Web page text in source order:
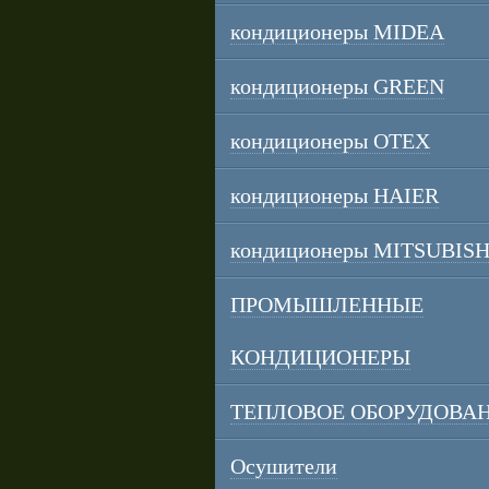
кондиционеры MIDEA
кондиционеры GREEN
кондиционеры OTEX
кондиционеры HAIER
кондиционеры
ПРОМЫШЛЕННЫЕ
КОНДИЦИОНЕРЫ
ТЕПЛОВОЕ
Осушители